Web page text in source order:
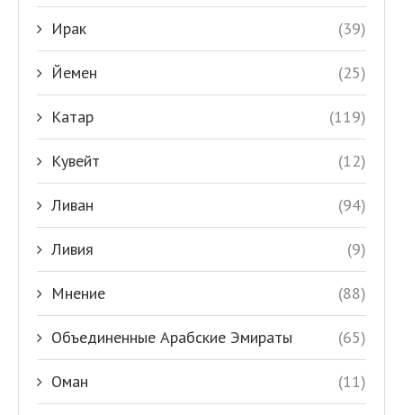
Ирак (39)
Йемен (25)
Катар (119)
Кувейт (12)
Ливан (94)
Ливия (9)
Мнение (88)
Объединенные Арабские Эмираты (65)
Оман (11)